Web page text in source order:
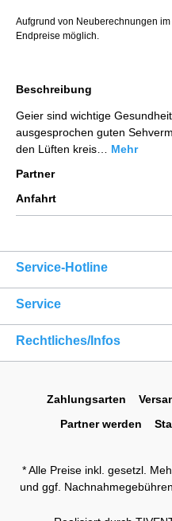
Aufgrund von Neuberechnungen
Endpreise möglich.
Beschreibung
Geier sind wichtige
ausgesprochen guten
den Lüften kreis… Mehr
Partner
Anfahrt
Service-Hotline
Service
Rechtliches/Infos
Zahlungsarten
Partner werden
* Alle Preise inkl. gesetzl.
und ggf.